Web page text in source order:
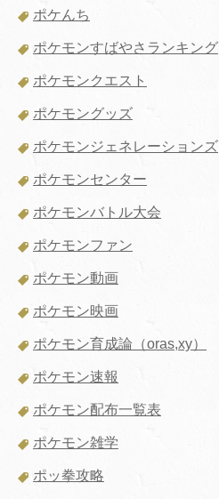
ポケんち
ポケモンすばやさランキング
ポケモンクエスト
ポケモングッズ
ポケモンジェネレーションズ
ポケモンセンター
ポケモンバトル大会
ポケモンファン
ポケモン動画
ポケモン映画
ポケモン育成論（oras,xy）
ポケモン速報
ポケモン配布一覧表
ポケモン雑学
ポッ拳攻略